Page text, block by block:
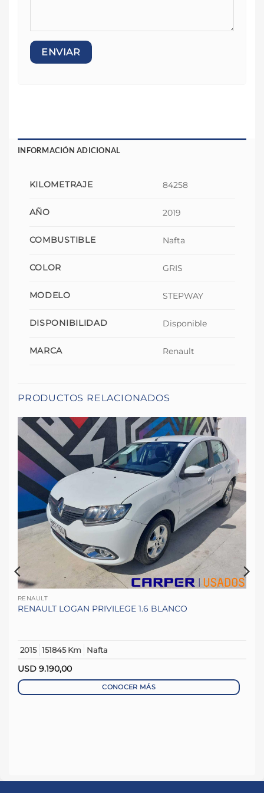
INFORMACIÓN ADICIONAL
KILOMETRAJE 84258
AÑO 2019
COMBUSTIBLE Nafta
COLOR GRIS
MODELO STEPWAY
DISPONIBILIDAD Disponible
MARCA Renault
PRODUCTOS RELACIONADOS
RENAULT
RENAULT LOGAN PRIVILEGE 1.6 BLANCO
2015 151845 Km
Nafta
USD9.190,00
CONOCER MÁS